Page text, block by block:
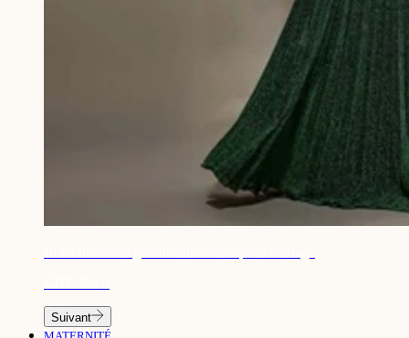
Suivant